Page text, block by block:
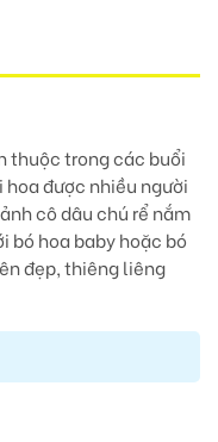
thuộc trong các buổi
được nhiều người
cô dâu chú rể nắm
bó hoa baby hoặc bó
đẹp, thiêng liêng